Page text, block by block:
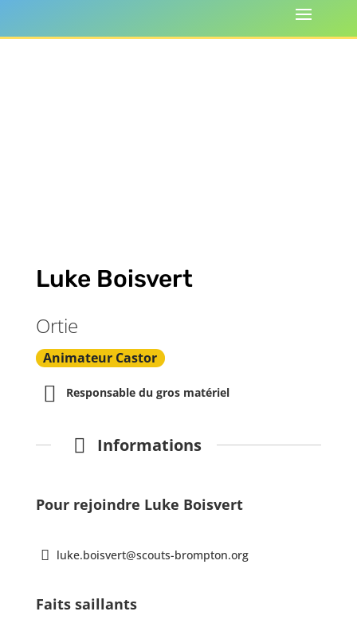
Luke Boisvert
Ortie
Animateur Castor
Responsable du gros matériel
Informations
Pour rejoindre Luke Boisvert
luke.boisvert@scouts-brompton.org
Faits saillants